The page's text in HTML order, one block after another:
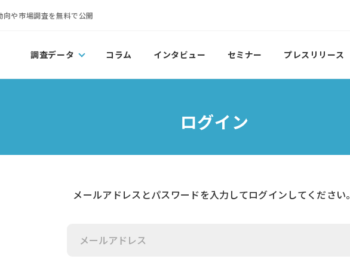
や市場調査を無料で公開
調査データ コラム インタビュー セミナー プレスリリース
ログイン
メールアドレスとパスワードを入力してログインしてください。